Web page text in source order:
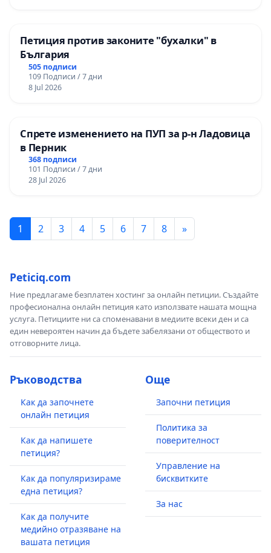
Петиция против законите "бухалки" в
България
505 подписи
109 Подписи / 7 дни
8 Jul 2026
Спрете изменението на ПУП за р-н Ладовица
в Перник
368 подписи
101 Подписи / 7 дни
28 Jul 2026
1 2 3 4 5 6 7 8 »
Peticiq.com
Ние предлагаме безплатен хостинг за онлайн петиции. Създайте
професионална онлайн петиция като използвате нашата мощна
услуга. Петициите ни са споменавани в медиите всеки ден и са
един невероятен начин да бъдете забелязани от обществото и
отговорните лица.
Ръководства
Как да започнете
онлайн петиция
Как да напишете
петиция?
Как да популяризираме
една петиция?
Как да получите
медийно отразяване на
вашата петиция
Още
Започни петиция
Политика за
поверителност
Управление на
бисквитките
За нас